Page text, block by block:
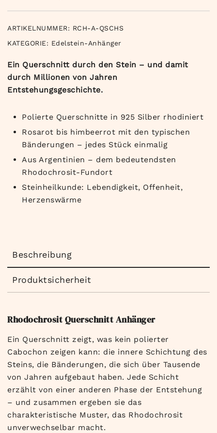
ARTIKELNUMMER: RCH-A-QSCHS
KATEGORIE: Edelstein-Anhänger
Ein Querschnitt durch den Stein – und damit
durch Millionen von Jahren
Entstehungsgeschichte.
Polierte Querschnitte in 925 Silber rhodiniert
Rosarot bis himbeerrot mit den typischen
Bänderungen – jedes Stück einmalig
Aus Argentinien – dem bedeutendsten
Rhodochrosit-Fundort
Steinheilkunde: Lebendigkeit, Offenheit,
Herzenswärme
Beschreibung
Produktsicherheit
Rhodochrosit Querschnitt Anhänger
Ein Querschnitt zeigt, was kein polierter
Cabochon zeigen kann: die innere Schichtung des
Steins, die Bänderungen, die sich über Tausende
von Jahren aufgebaut haben. Jede Schicht
erzählt von einer anderen Phase der Entstehung
– und zusammen ergeben sie das
charakteristische Muster, das Rhodochrosit
unverwechselbar macht.